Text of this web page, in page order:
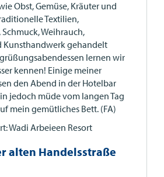
Obst, Gemüse, Kräuter und
Textilien,
Weihrauch,
Kunsthandwerk gehandelt
lernen wir
kennen! Einige meiner
den Abend in der Hotelbar
jedoch müde vom langen Tag
mein gemütliches Bett. (FA)
Wadi Arbeieen Resort
alten Handelsstraße